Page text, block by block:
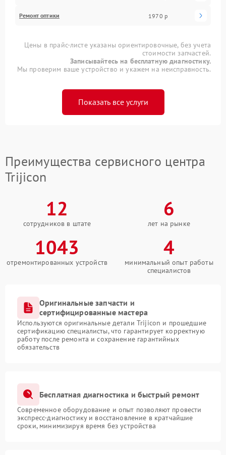
Ремонт оптики 1970 р
Цены в прайс-листе указаны ориентировочные, без учета
стоимости запчастей.
Записывайтесь на бесплатную диагностику.
Мы проверим ваше устройство и укажем на неисправность.
Показать все услуги
Преимущества сервисного центра
Trijicon
12
сотрудников в штате
6
лет на рынке
1043
отремонтированных устройств
4
минимальный опыт работы
специалистов
Оригинальные запчасти и
сертифицированные мастера
Используются оригинальные детали Trijicon и прошедшие
сертификацию специалисты, что гарантирует корректную
работу после ремонта и сохранение гарантийных
обязательств
Бесплатная диагностика и быстрый ремонт
Современное оборудование и опыт позволяют провести
экспресс-диагностику и восстановление в кратчайшие
сроки, минимизируя время без устройства